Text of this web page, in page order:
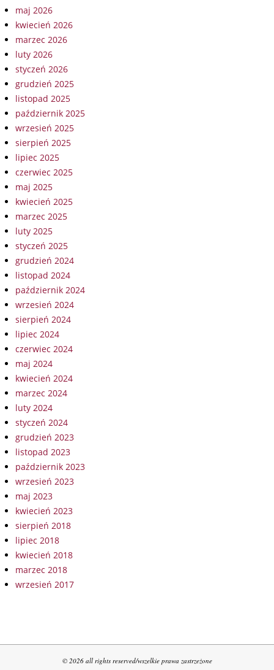
maj 2026
kwiecień 2026
marzec 2026
luty 2026
styczeń 2026
grudzień 2025
listopad 2025
październik 2025
wrzesień 2025
sierpień 2025
lipiec 2025
czerwiec 2025
maj 2025
kwiecień 2025
marzec 2025
luty 2025
styczeń 2025
grudzień 2024
listopad 2024
październik 2024
wrzesień 2024
sierpień 2024
lipiec 2024
czerwiec 2024
maj 2024
kwiecień 2024
marzec 2024
luty 2024
styczeń 2024
grudzień 2023
listopad 2023
październik 2023
wrzesień 2023
maj 2023
kwiecień 2023
sierpień 2018
lipiec 2018
kwiecień 2018
marzec 2018
wrzesień 2017
© 2026 all rights reserved/wszelkie prawa zastrzeżone